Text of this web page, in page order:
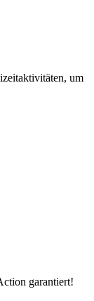
um
garantiert!